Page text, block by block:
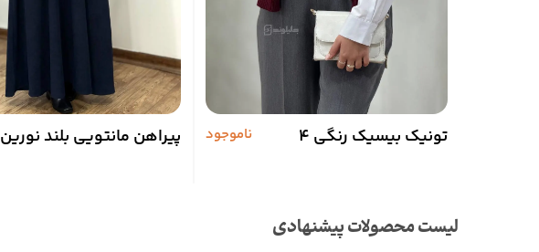
تونیک بیسیک رنگی 4 ناموجود پیراهن مانتویی بلند نورین 7
لیست محصولات پیشنهادی